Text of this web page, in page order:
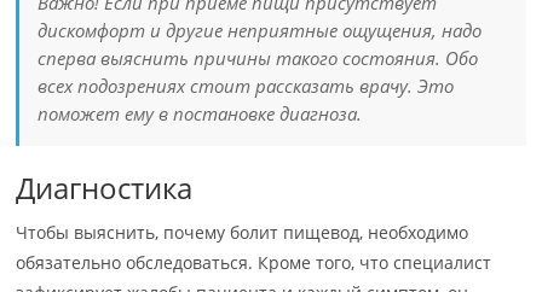
дискомфорт и другие неприятные ощущения, надо
сперва выяснить причины такого состояния. Обо
всех подозрениях стоит рассказать врачу. Это
поможет ему в постановке диагноза.
Диагностика
Чтобы выяснить, почему болит пищевод, необходимо
обязательно обследоваться. Кроме того, что специалист